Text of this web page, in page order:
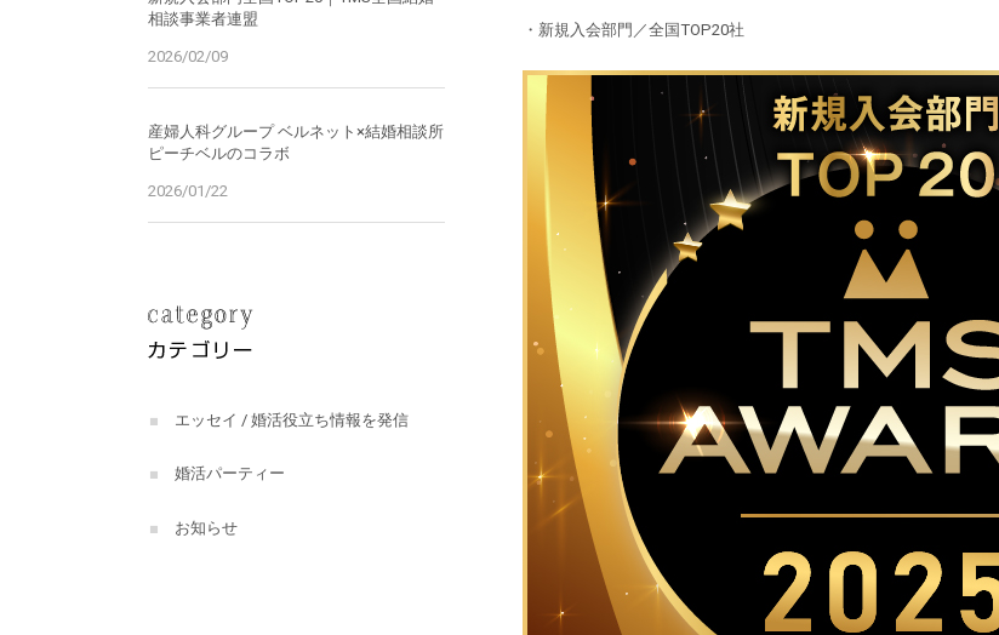
・新規入会部門／全国TOP20社
相談事業者連盟
2026/02/09
産婦人科グループ ベルネット×結婚相談所
ピーチベルのコラボ
2026/01/22
エッセイ / 婚活役立ち情報を発信
婚活パーティー
お知らせ